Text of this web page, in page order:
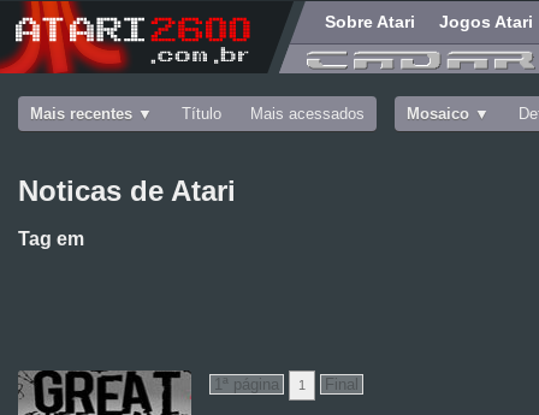
Sobre Atari Jogos Atari
Mais recentes Título Mais acessados Mosaico
Noticas de Atari
Tag em
1